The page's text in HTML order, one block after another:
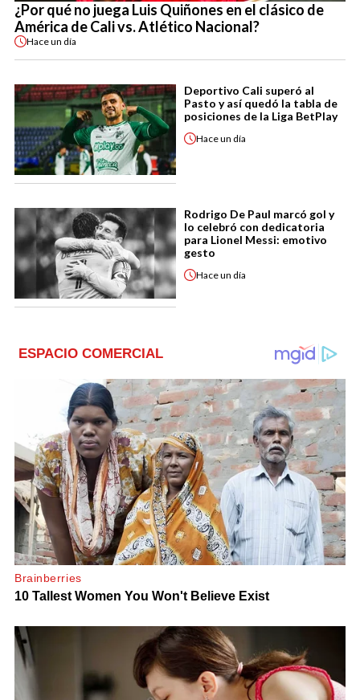
¿Por qué no juega Luis Quiñones en el clásico de
América de Cali vs. Atlético Nacional?
Haceun día
Deportivo Cali superó al
Pasto y así quedó la tabla de
posiciones de la Liga BetPlay
Haceun día
Rodrigo De Paul marcó gol y
lo celebró con dedicatoria
para Lionel Messi: emotivo
gesto
Haceun día